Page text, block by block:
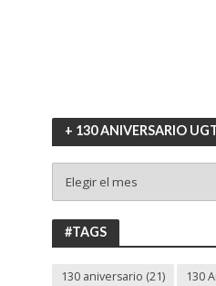
+ 130 ANIVERSARIO
130
ANIVERSARIO
UGT
#TAGS
130 aniversario (21) 130